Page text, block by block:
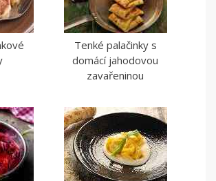
Tenké palačinky s
domácí jahodovou
zavařeninou